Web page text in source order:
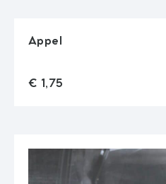
Appel
Quantity
€ 1,75